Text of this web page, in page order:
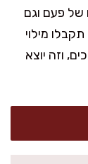
פעם וגם
מילוי
וזה יוצא